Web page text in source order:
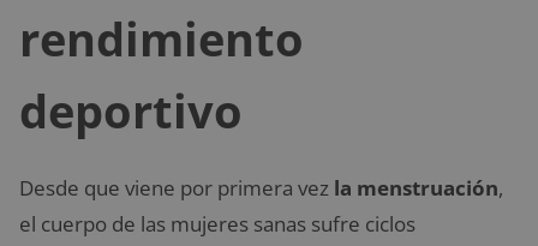
rendimiento
deportivo
Desde que viene por primera vez la menstruación,
el cuerpo de las mujeres sanas sufre ciclos